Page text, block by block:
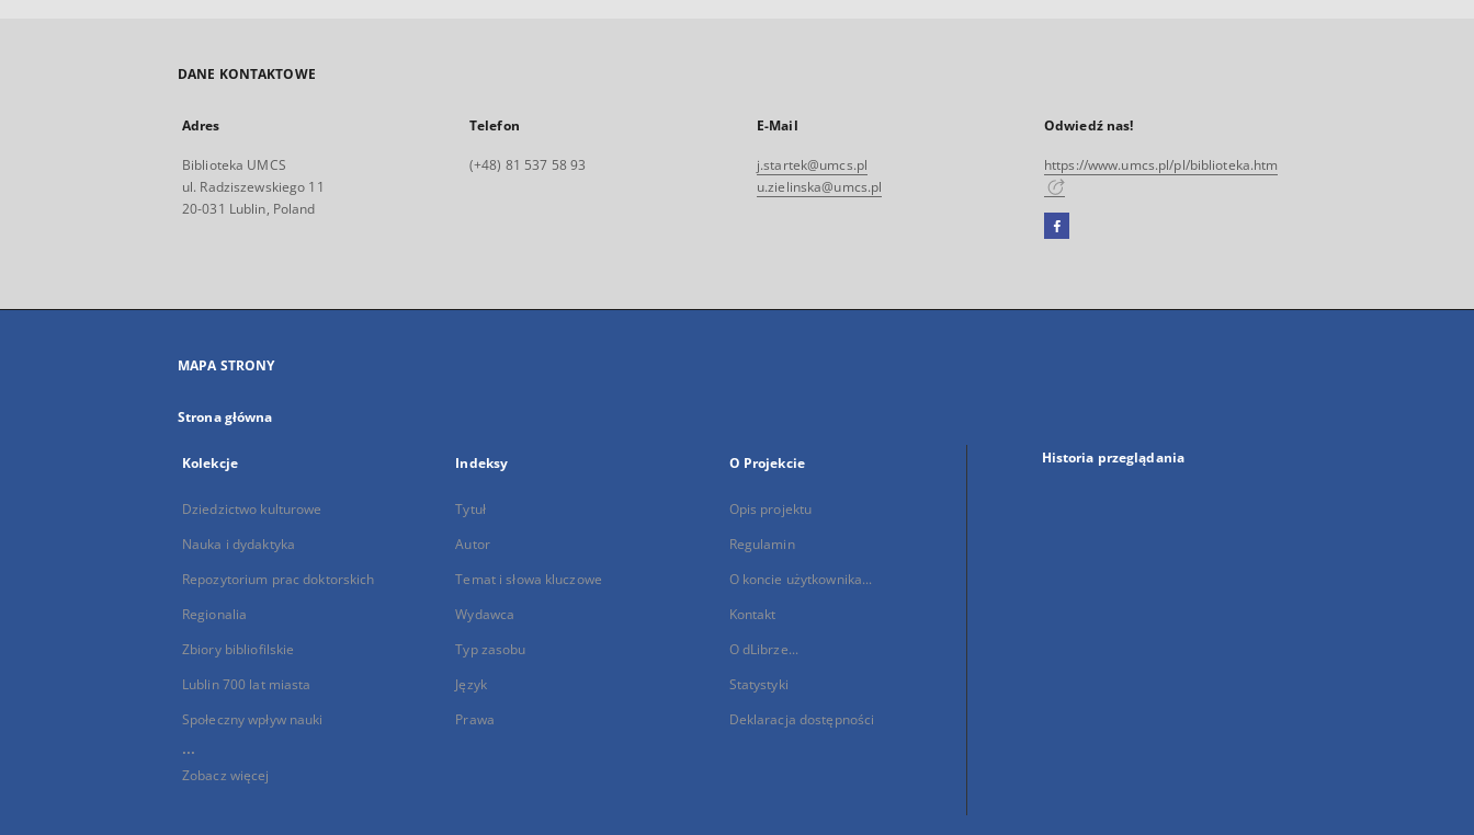
DANE KONTAKTOWE
Adres
Biblioteka UMCS
ul. Radziszewskiego 11
20-031 Lublin, Poland
Telefon
(+48) 81 537 58 93
E-Mail
j.startek@umcs.pl
u.zielinska@umcs.pl
Odwiedź nas!
https://www.umcs.pl/pl/biblioteka.htm
Facebook
się
MAPA STRONY
Strona główna
Kolekcje
Dziedzictwo kulturowe
Nauka i dydaktyka
Repozytorium prac doktorskich
Regionalia
Zbiory bibliofilskie
Lublin 700 lat miasta
Społeczny wpływ nauki
...
Zobacz więcej
Indeksy
Tytuł
Autor
Temat i słowa kluczowe
Wydawca
Typ zasobu
Język
Prawa
O Projekcie
Opis projektu
Regulamin
O koncie użytkownika...
Kontakt
O dLibrze...
Statystyki
Deklaracja dostępności
Historia przeglądania